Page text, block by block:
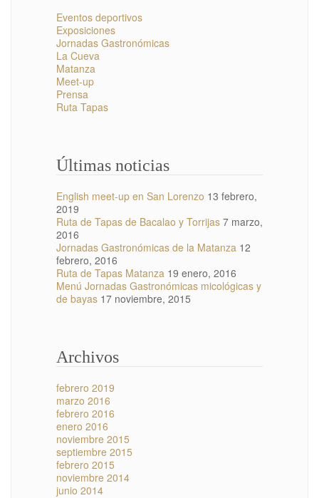
Eventos deportivos
Exposiciones
Jornadas Gastronómicas
La Cueva
Matanza
Meet-up
Prensa
Ruta Tapas
Últimas noticias
English meet-up en San Lorenzo 13 febrero,
2019
Ruta de Tapas de Bacalao y Torrijas 7 marzo,
2016
Jornadas Gastronómicas de la Matanza 12
febrero, 2016
Ruta de Tapas Matanza 19 enero, 2016
Menú Jornadas Gastronómicas micológicas y
de bayas 17 noviembre, 2015
Archivos
febrero 2019
marzo 2016
febrero 2016
enero 2016
noviembre 2015
septiembre 2015
febrero 2015
noviembre 2014
junio 2014